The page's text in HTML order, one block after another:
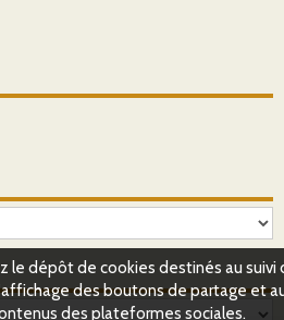
le dépôt de cookies destinés au suivi
des boutons de partage et
des plateformes sociales.